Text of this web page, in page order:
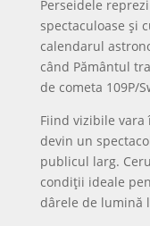
Perseidele
spectaculoase și
calendarul
când Pământul
de cometa 109P/
Fiind vizibile vara
devin un
publicul larg.
condiții ideale
dârele de lumină